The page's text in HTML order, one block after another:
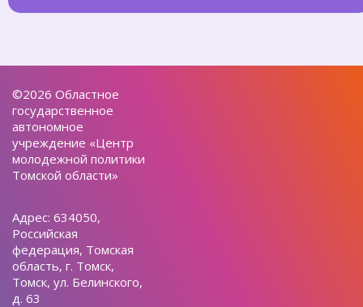
©2026 Областное
государственное
автономное
учреждение «Центр
молодежной политики
Томской области»
Адрес: 634050,
Российская
федерация, Томская
область, г. Томск,
Томск, ул. Белинского,
д. 63